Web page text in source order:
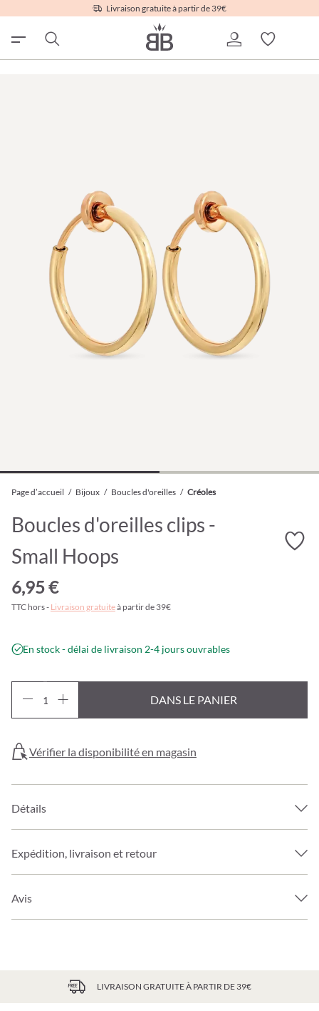
Livraison gratuite à partir de 39€
Page d’accueil / Bijoux / Boucles d'oreilles / Créoles
Boucles d'oreilles clips -
Small Hoops
6,95 €
TTC hors - Livraison gratuiteà partir de 39€
En stock - délai de livraison 2-4 jours ouvrables
DANS LE PANIER
Vérifier la disponibilité en magasin
Détails
Expédition, livraison et retour
Avis
LIVRAISON GRATUITE À PARTIR DE 39€